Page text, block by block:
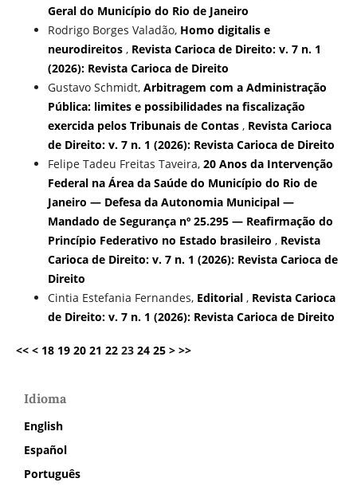
Geral do Município do Rio de Janeiro
Rodrigo Borges Valadão, Homo digitalis e
neurodireitos , Revista Carioca de Direito: v. 7 n. 1
(2026): Revista Carioca de Direito
Gustavo Schmidt, Arbitragem com a Administração
Pública: limites e possibilidades na fiscalização
exercida pelos Tribunais de Contas , Revista Carioca
de Direito: v. 7 n. 1 (2026): Revista Carioca de Direito
Felipe Tadeu Freitas Taveira, 20 Anos da Intervenção
Federal na Área da Saúde do Município do Rio de
Janeiro — Defesa da Autonomia Municipal —
Mandado de Segurança nº 25.295 — Reafirmação do
Princípio Federativo no Estado brasileiro , Revista
Carioca de Direito: v. 7 n. 1 (2026): Revista Carioca de
Direito
Cintia Estefania Fernandes, Editorial , Revista Carioca
de Direito: v. 7 n. 1 (2026): Revista Carioca de Direito
<< < 18 19 20 21 22 23 24 25 > >>
Idioma
English
Español
Português